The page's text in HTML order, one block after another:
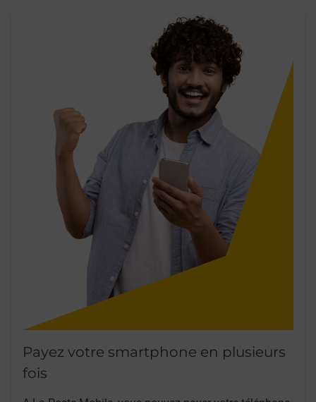
Payez votre smartphone en plusieurs
fois